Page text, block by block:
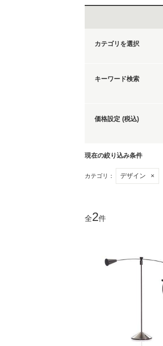
カテゴリを選択
キーワード検索
価格設定 (税込)
現在の絞り込み条件
カテゴリ： デザイン ×
全2件